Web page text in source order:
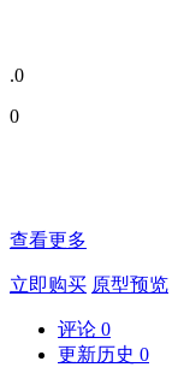
.0
0
查看更多
立即购买 原型预览
评论 0
更新历史 0